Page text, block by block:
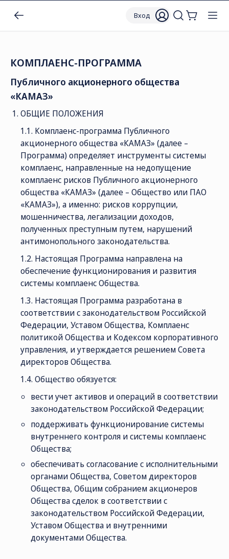
Вход
СОЦ. СЕТИ ТЕЛЕФОН
8 (800) 775-82-84
Звонок бесплатный
КОМПЛАЕНС-ПРОГРАММА
Публичного акционерного общества
«КАМАЗ»
ОБЩИЕ ПОЛОЖЕНИЯ
1.1. Комплаенс-программа Публичного
акционерного общества «КАМАЗ» (далее –
Программа) определяет инструменты системы
комплаенс, направленные на недопущение
комплаенс рисков Публичного акционерного
общества «КАМАЗ» (далее – Общество или ПАО
«КАМАЗ»), а именно: рисков коррупции,
мошенничества, легализации доходов,
полученных преступным путем, нарушений
антимонопольного законодательства.
1.2. Настоящая Программа направлена на
обеспечение функционирования и развития
системы комплаенс Общества.
1.3. Настоящая Программа разработана в
соответствии с законодательством Российской
Федерации, Уставом Общества, Комплаенс
политикой Общества и Кодексом корпоративного
управления, и утверждается решением Совета
директоров Общества.
1.4. Общество обязуется:
вести учет активов и операций в соответствии
законодательством Российской Федерации;
поддерживать функционирование системы
внутреннего контроля и системы комплаенс
Общества;
обеспечивать согласование с исполнительными
органами Общества, Советом директоров
Общества, Общим собранием акционеров
Общества сделок в соответствии с
законодательством Российской Федерации,
Уставом Общества и внутренними
документами Общества.